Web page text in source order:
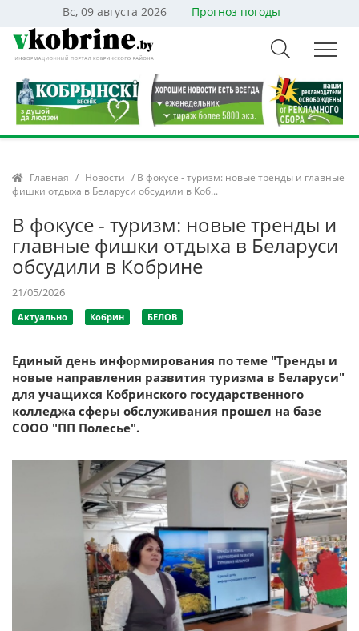
Вс, 09 августа 2026 Прогноз погоды
Главная / Новости / В фокусе - туризм: новые тренды и главные
фишки отдыха в Беларуси обсудили в Коб...
В фокусе - туризм: новые тренды и
главные фишки отдыха в Беларуси
обсудили в Кобрине
21/05/2026
Актуально Кобрин БЕЛОВ
Единый день информирования по теме "Тренды и
новые направления развития туризма в Беларуси"
для учащихся Кобринского государственного
колледжа сферы обслуживания прошел на базе
СООО "ПП Полесье".